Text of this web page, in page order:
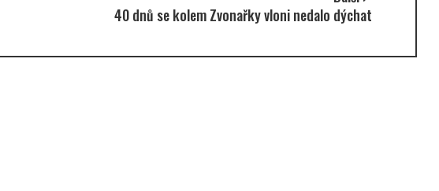
40 dnů se kolem Zvonařky vloni nedalo dýchat